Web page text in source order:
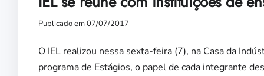
Publicado em 07/07/2017
O IEL realizou nessa sexta-feira (7), na Casa da
programa de Estágios, o papel de cada integrante